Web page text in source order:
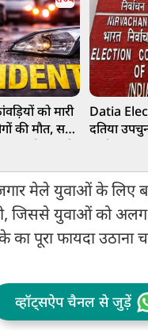
को मारी
की मौत, सबूत
Datia
दतिया
तिवारी को
हराया
मेले युवाओं के
जिससे युवाओं को
का पूरा फायदा
व्हॉट्सऐप चैनल से जुड़ें